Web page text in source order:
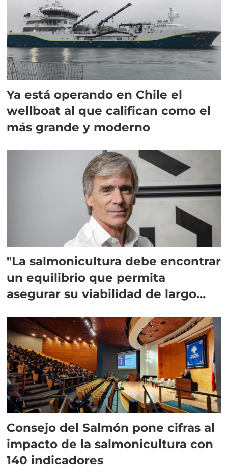
Ya está operando en Chile el
wellboat al que califican como el
más grande y moderno
"La salmonicultura debe encontrar
un equilibrio que permita
asegurar su viabilidad de largo
Consejo del Salmón pone cifras al
impacto de la salmonicultura con
140 indicadores